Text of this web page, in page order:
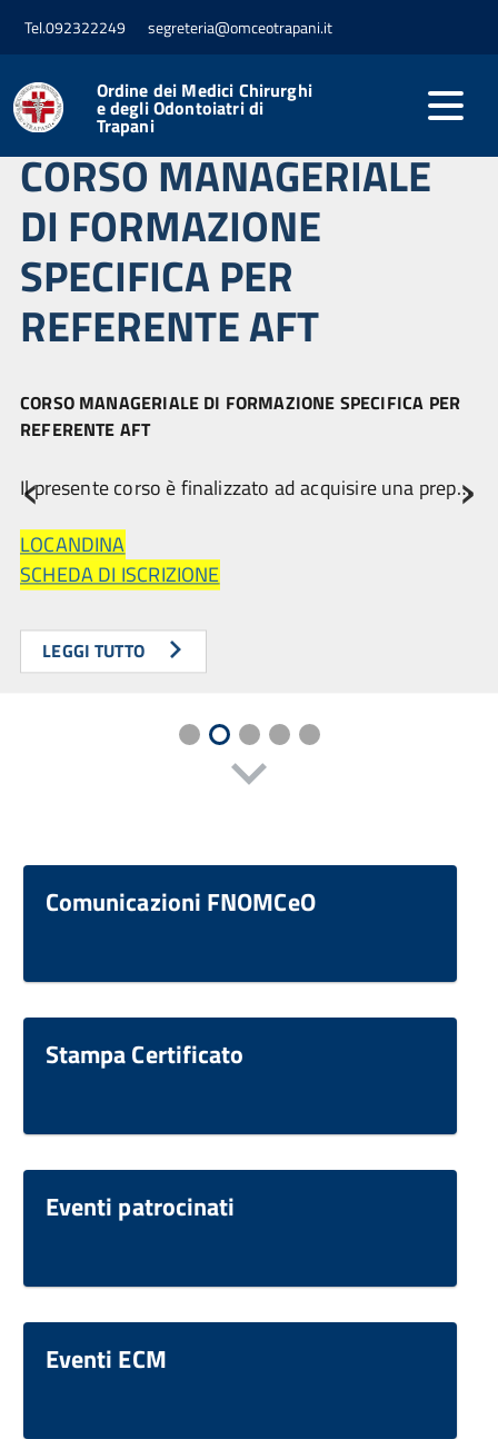
Tel.092322249 segreteria@omceotrapani.it
Ordine dei Medici Chirurghi
e degli Odontoiatri di
Trapani
CORSO MANAGERIALE
DI FORMAZIONE
SPECIFICA PER
REFERENTE AFT
CORSO MANAGERIALE DI FORMAZIONE SPECIFICA PER
REFERENTE AFT
Il presente corso è finalizzato ad acquisire una preparazione strutturata e documentabile sulle funzioni attribuite al Referente di AFT, con particolare attenzione a: coordinamento organizzativo, continuità assistenziale, medicina di iniziativa, cronicità, prevenzione, monitoraggio dei risultati, verbalizzazione delle riunioni e relazione annuale.
LOCANDINA
SCHEDA DI ISCRIZIONE
LEGGI TUTTO
‹ ›
Comunicazioni FNOMCeO
Stampa Certificato
Eventi patrocinati
Eventi ECM